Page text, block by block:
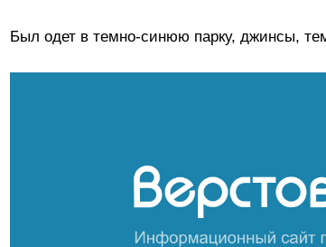
Был одет в темно-синюю парку, джинсы,